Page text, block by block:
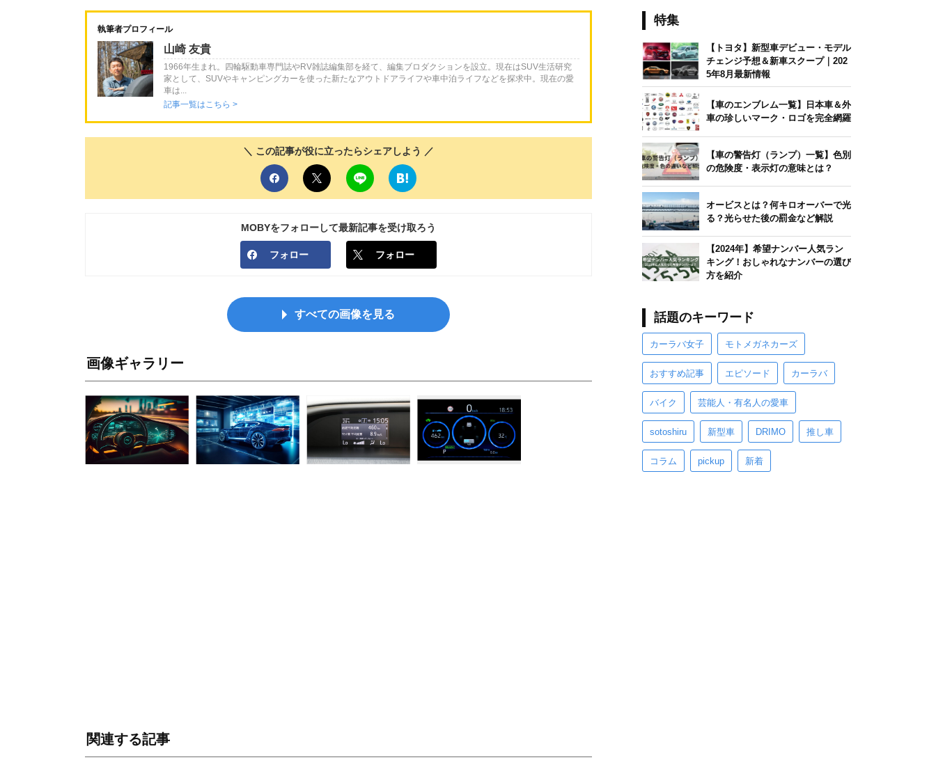
執筆者プロフィール
山崎 友貴
1966年生まれ。四輪駆動車専門誌やRV雑誌編集部を経て、編集ブロダクションを設立。現在はSUV生活研究
家として、SUVやキャンピングカーを使った新たなアウトドアライフや車中泊ライフなどを探求中。現在の愛
車は...
記事一覧はこちら >
＼ この記事が役に立ったらシェアしよう ／
MOBYをフォローして最新記事を受け取ろう
フォロー フォロー
すべての画像を見る
画像ギャラリー
関連する記事
特集
【トヨタ】新型車デビュー・モデル
チェンジ予想＆新車スクープ｜202
5年8月最新情報
【車のエンブレム一覧】日本車＆外
車の珍しいマーク・ロゴを完全網羅
【車の警告灯（ランプ）一覧】色別
の危険度・表示灯の意味とは？
オービスとは？何キロオーバーで光
る？光らせた後の罰金など解説
【2024年】希望ナンバー人気ラン
キング！おしゃれなナンバーの選び
方を紹介
話題のキーワード
カーラバ女子 モトメガネカーズ
おすすめ記事 エピソード カーラバ
バイク 芸能人・有名人の愛車
sotoshiru 新型車 DRIMO 推し車
コラム pickup 新着